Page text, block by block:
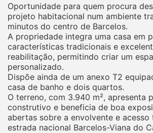
Oportunidade para quem procura
projeto habitacional num ambiente
minutos do centro de Barcelos.
A propriedade integra uma casa em
características tradicionais e
reabilitação, permitindo criar um
personalizado.
Dispõe ainda de um anexo T2
casa de banho e dois quartos.
O terreno, com 3.940 m², apresenta
construtivo e beneficia de boa
abertas sobre a envolvente e
estrada nacional Barcelos-Viana do